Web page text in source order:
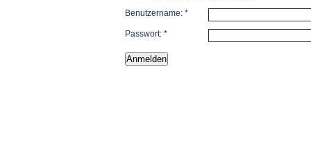
Benutzername: *
Passwort: *